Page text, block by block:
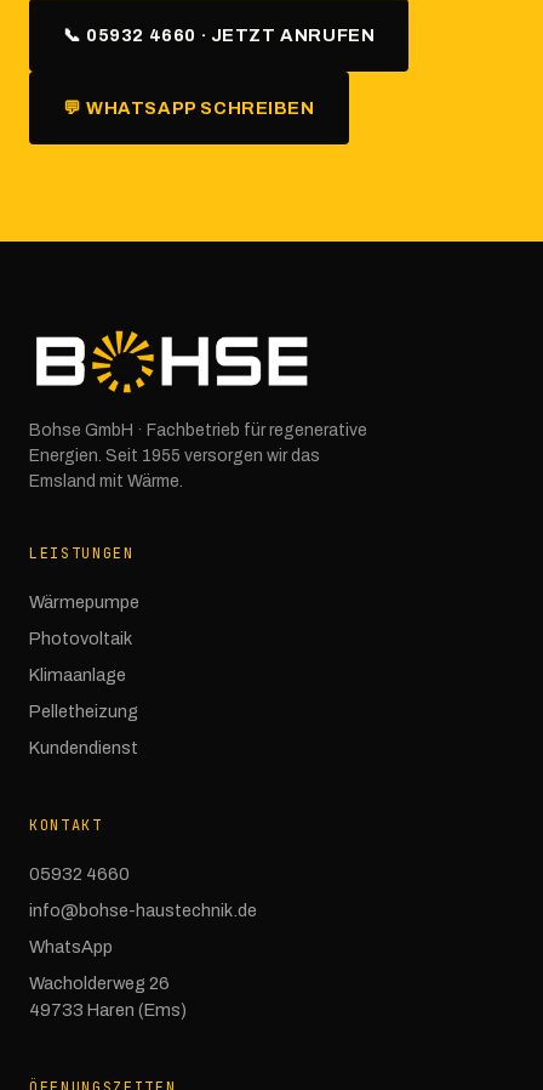
📞 05932 4660 · JETZT ANRUFEN
💬 WHATSAPP SCHREIBEN
Bohse GmbH · Fachbetrieb für regenerative
Energien. Seit 1955 versorgen wir das
Emsland mit Wärme.
LEISTUNGEN
Wärmepumpe
Photovoltaik
Klimaanlage
Pelletheizung
Kundendienst
KONTAKT
05932 4660
info@bohse-haustechnik.de
WhatsApp
Wacholderweg 26
49733 Haren (Ems)